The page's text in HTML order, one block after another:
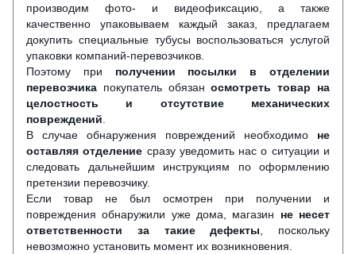
производим фото- и видеофиксацию, а также
качественно упаковываем каждый заказ, предлагаем
докупить специальные тубусы воспользоваться услугой
упаковки компаний-перевозчиков.
Поэтому при получении посылки в отделении
перевозчика покупатель обязаносмотреть товар на
целостность и отсутствие механических
повреждений.
В случае обнаружения повреждений необходимо не
оставляя отделение сразу уведомить нас о ситуации и
следовать дальнейшим инструкциям по оформлению
претензии перевозчику.
Если товар не был осмотрен при получении и
повреждения обнаружили уже дома, магазин не несет
ответственности за такие дефекты, поскольку
невозможно установить момент их возникновения.